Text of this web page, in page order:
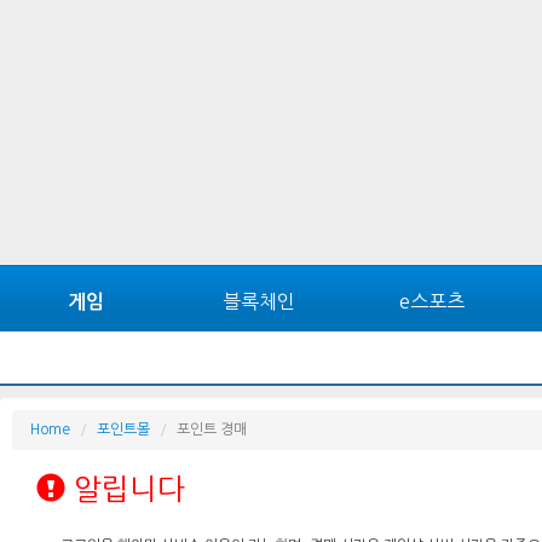
게임 블록체인 e스포츠
Home 포인트몰 포인트 경매
알립니다